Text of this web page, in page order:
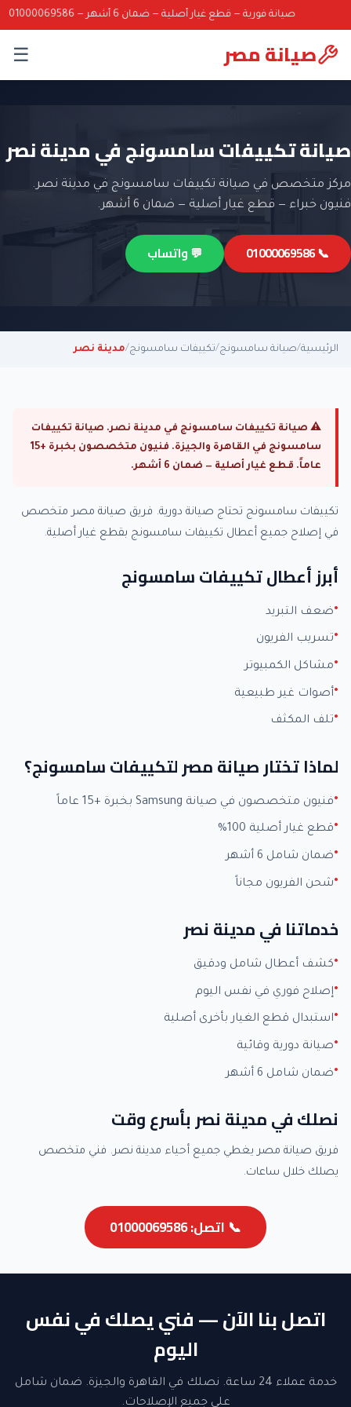
صيانة فورية — قطع غيار أصلية — ضمان 6 أشهر — 01000069586
صيانة مصر ☰
صيانة تكييفات سامسونج في مدينة نصر
مركز متخصص في صيانة تكييفات سامسونج في مدينة نصر.
فنيون خبراء — قطع غيار أصلية — ضمان 6 أشهر.
📞 01000069586 💬 واتساب
الرئيسية/صيانة سامسونج/تكييفات سامسونج/مدينة نصر
⚠ صيانة تكييفات سامسونج في مدينة نصر. صيانة تكييفات
سامسونج في القاهرة والجيزة. فنيون متخصصون بخبرة +15
عاماً. قطع غيار أصلية — ضمان 6 أشهر.
تكييفات سامسونج تحتاج صيانة دورية. فريق صيانة مصر متخصص
في إصلاح جميع أعطال تكييفات سامسونج بقطع غيار أصلية.
أبرز أعطال تكييفات سامسونج
ضعف التبريد
تسريب الفريون
مشاكل الكمبيوتر
أصوات غير طبيعية
تلف المكثف
لماذا تختار صيانة مصر لتكييفات سامسونج؟
فنيون متخصصون في صيانة Samsung بخبرة +15 عاماً
قطع غيار أصلية 100%
ضمان شامل 6 أشهر
شحن الفريون مجاناً
خدماتنا في مدينة نصر
كشف أعطال شامل ودقيق
إصلاح فوري في نفس اليوم
استبدال قطع الغيار بأخرى أصلية
صيانة دورية وقائية
ضمان شامل 6 أشهر
نصلك في مدينة نصر بأسرع وقت
فريق صيانة مصر يغطي جميع أحياء مدينة نصر. فني متخصص
يصلك خلال ساعات.
📞 اتصل: 01000069586
اتصل بنا الآن — فني يصلك في نفس
اليوم
خدمة عملاء 24 ساعة. نصلك في القاهرة والجيزة. ضمان شامل
على جميع الإصلاحات.